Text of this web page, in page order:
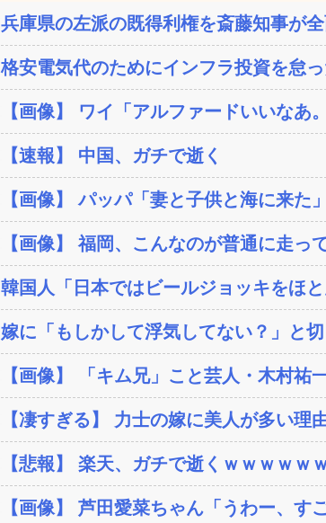
兵庫県の左派の既得利権を斎藤知事が
格安電気代のためにインフラ投資を怠
【画像】 ワイ「アルファードいいな
【速報】 中国、ガチで逝く
【画像】 パッパ「妻と子供と海に来た
【画像】 福岡、こんなのが普通に走
韓国人「日本ではビールジョッキをほ
嫁に「もしかして浮気してない？」と
【画像】 「キム兄」こと芸人・木村
【凄すぎる】 力士の嫁に美人が多い
【悲報】 楽天、ガチで逝くｗｗｗｗｗ
【画像】 芦田愛菜ちゃん「うわー、す